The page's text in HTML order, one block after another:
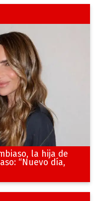
la hija de
“Nuevo día,